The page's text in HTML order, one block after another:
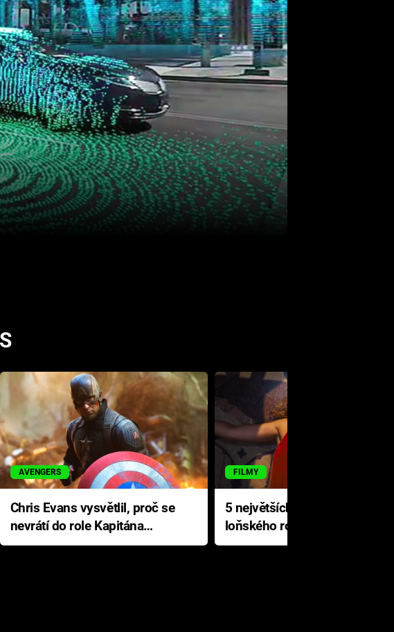
AVENGERS
Chris Evans vysvětlil, proč se
nevrátí do role Kapitána
Ameriky
FILMY
5 největších propadáků
loňského roku: Disney na
jediné katastrofě prodělal 200